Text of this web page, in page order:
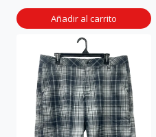
Añadir al carrito